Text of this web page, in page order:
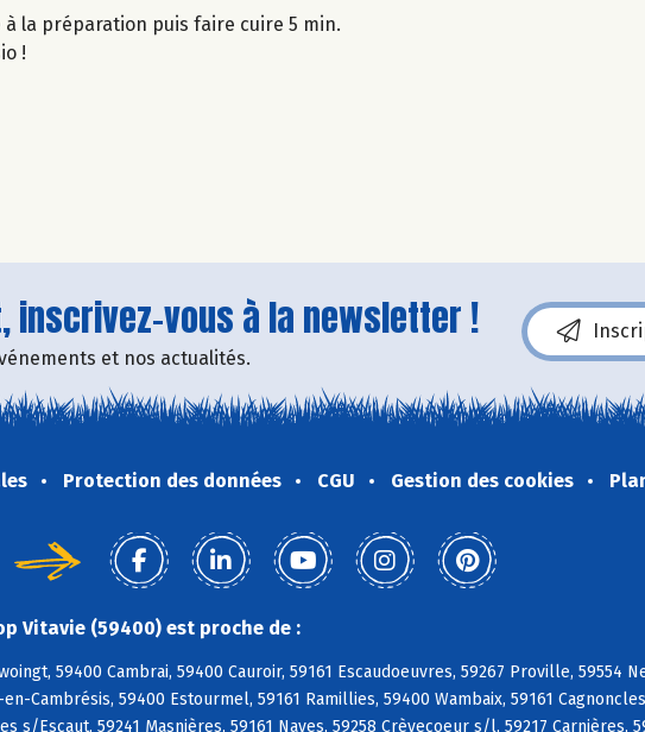
la préparation puis faire cuire 5 min.
!
inscrivez-vous à la newsletter !
et nos actualités.
Protection des données CGU Gestion des cookies
Vitavie (59400) est proche de :
59400 Cambrai, 59400 Cauroir, 59161 Escaudoeuvres, 59267 Proville, 59554
Cambrésis, 59400 Estourmel, 59161 Ramillies, 59400 Wambaix, 59161
s/Escaut, 59241 Masnières, 59161 Naves, 59258 Crèvecoeur s/l, 59217 Carnières,